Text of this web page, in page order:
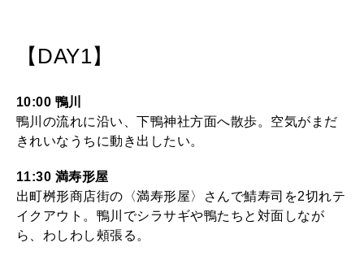
【DAY1】
10:00 鴨川
鴨川の流れに沿い、下鴨神社方面へ散歩。空気がまだ
きれいなうちに動き出したい。
11:30 満寿形屋
出町桝形商店街の〈満寿形屋〉さんで鯖寿司を2切れテ
イクアウト。鴨川でシラサギや鴨たちと対面しなが
ら、わしわし頰張る。